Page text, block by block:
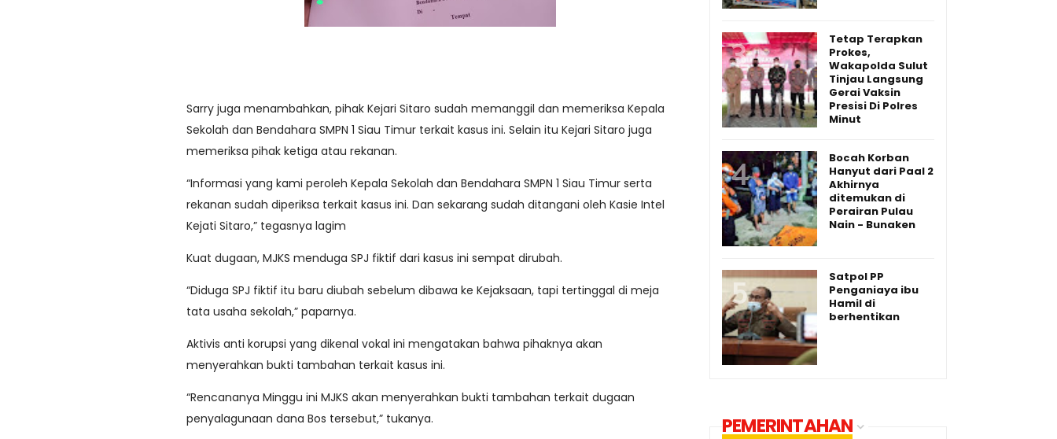
Sarry juga menambahkan, pihak Kejari Sitaro sudah memanggil dan memeriksa Kepala
Sekolah dan Bendahara SMPN 1 Siau Timur terkait kasus ini. Selain itu Kejari Sitaro juga
memeriksa pihak ketiga atau rekanan.
“Informasi yang kami peroleh Kepala Sekolah dan Bendahara SMPN 1 Siau Timur serta
rekanan sudah diperiksa terkait kasus ini. Dan sekarang sudah ditangani oleh Kasie Intel
Kejati Sitaro,” tegasnya lagim
Kuat dugaan, MJKS menduga SPJ fiktif dari kasus ini sempat dirubah.
“Diduga SPJ fiktif itu baru diubah sebelum dibawa ke Kejaksaan, tapi tertinggal di meja
tata usaha sekolah,” paparnya.
Aktivis anti korupsi yang dikenal vokal ini mengatakan bahwa pihaknya akan
menyerahkan bukti tambahan terkait kasus ini.
“Rencananya Minggu ini MJKS akan menyerahkan bukti tambahan terkait dugaan
penyalagunaan dana Bos tersebut,” tukanya.
Tetap Terapkan
Prokes,
Wakapolda Sulut
Tinjau Langsung
Gerai Vaksin
Presisi Di Polres
Minut
Bocah Korban
Hanyut dari Paal 2
Akhirnya
ditemukan di
Perairan Pulau
Nain - Bunaken
Satpol PP
Penganiaya ibu
Hamil di
berhentikan
PEMERINTAHAN